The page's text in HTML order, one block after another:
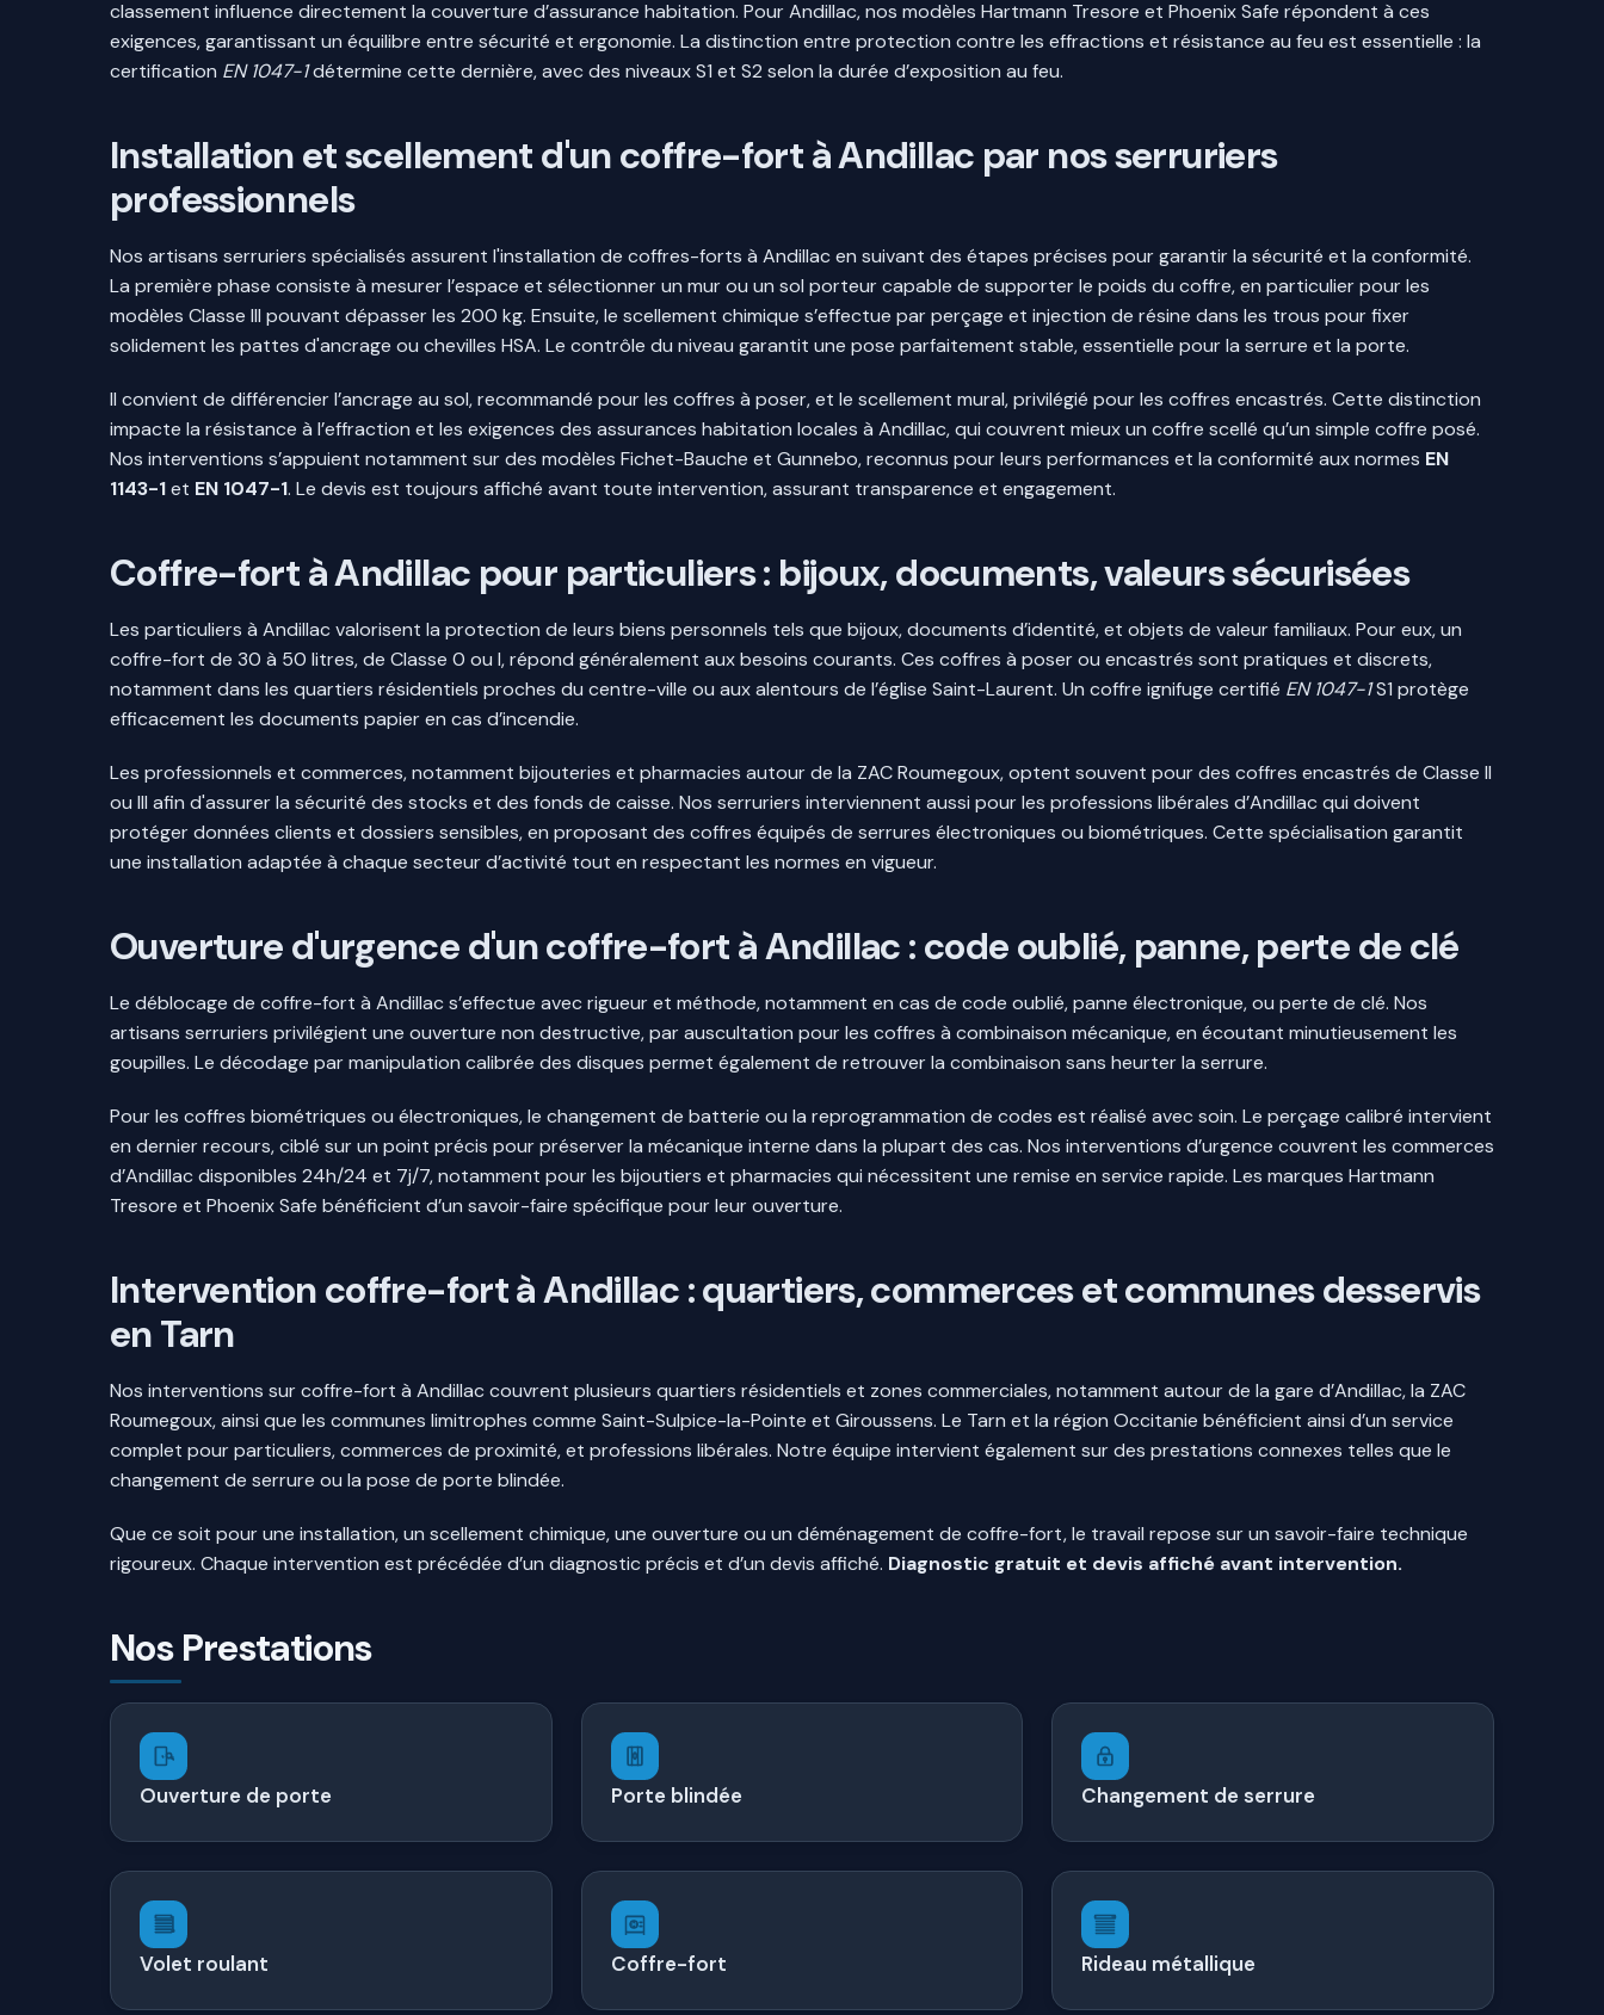
classement influence directement la couverture d’assurance habitation. Pour Andillac, nos modèles Hartmann Tresore et Phoenix Safe répondent à ces
exigences, garantissant un équilibre entre sécurité et ergonomie. La distinction entre protection contre les effractions et résistance au feu est essentielle : la
certification EN 1047-1détermine cette dernière, avec des niveaux S1 et S2 selon la durée d’exposition au feu.
Installation et scellement d'un coffre-fort à Andillac par nos serruriers
professionnels
Nos artisans serruriers spécialisés assurent l'installation de coffres-forts à Andillac en suivant des étapes précises pour garantir la sécurité et la conformité.
La première phase consiste à mesurer l’espace et sélectionner un mur ou un sol porteur capable de supporter le poids du coffre, en particulier pour les
modèles Classe III pouvant dépasser les 200 kg. Ensuite, le scellement chimique s’effectue par perçage et injection de résine dans les trous pour fixer
solidement les pattes d'ancrage ou chevilles HSA. Le contrôle du niveau garantit une pose parfaitement stable, essentielle pour la serrure et la porte.
Il convient de différencier l’ancrage au sol, recommandé pour les coffres à poser, et le scellement mural, privilégié pour les coffres encastrés. Cette distinction
impacte la résistance à l’effraction et les exigences des assurances habitation locales à Andillac, qui couvrent mieux un coffre scellé qu’un simple coffre posé.
Nos interventions s’appuient notamment sur des modèles Fichet-Bauche et Gunnebo, reconnus pour leurs performances et la conformité aux normes EN
1143-1et EN 1047-1. Le devis est toujours affiché avant toute intervention, assurant transparence et engagement.
Coffre-fort à Andillac pour particuliers : bijoux, documents, valeurs sécurisées
Les particuliers à Andillac valorisent la protection de leurs biens personnels tels que bijoux, documents d’identité, et objets de valeur familiaux. Pour eux, un
coffre-fort de 30 à 50 litres, de Classe 0 ou I, répond généralement aux besoins courants. Ces coffres à poser ou encastrés sont pratiques et discrets,
notamment dans les quartiers résidentiels proches du centre-ville ou aux alentours de l’église Saint-Laurent. Un coffre ignifuge certifié EN 1047-1S1 protège
efficacement les documents papier en cas d’incendie.
Les professionnels et commerces, notamment bijouteries et pharmacies autour de la ZAC Roumegoux, optent souvent pour des coffres encastrés de Classe II
ou III afin d'assurer la sécurité des stocks et des fonds de caisse. Nos serruriers interviennent aussi pour les professions libérales d’Andillac qui doivent
protéger données clients et dossiers sensibles, en proposant des coffres équipés de serrures électroniques ou biométriques. Cette spécialisation garantit
une installation adaptée à chaque secteur d’activité tout en respectant les normes en vigueur.
Ouverture d'urgence d'un coffre-fort à Andillac : code oublié, panne, perte de clé
Le déblocage de coffre-fort à Andillac s’effectue avec rigueur et méthode, notamment en cas de code oublié, panne électronique, ou perte de clé. Nos
artisans serruriers privilégient une ouverture non destructive, par auscultation pour les coffres à combinaison mécanique, en écoutant minutieusement les
goupilles. Le décodage par manipulation calibrée des disques permet également de retrouver la combinaison sans heurter la serrure.
Pour les coffres biométriques ou électroniques, le changement de batterie ou la reprogrammation de codes est réalisé avec soin. Le perçage calibré intervient
en dernier recours, ciblé sur un point précis pour préserver la mécanique interne dans la plupart des cas. Nos interventions d’urgence couvrent les commerces
d’Andillac disponibles 24h/24 et 7j/7, notamment pour les bijoutiers et pharmacies qui nécessitent une remise en service rapide. Les marques Hartmann
Tresore et Phoenix Safe bénéficient d’un savoir-faire spécifique pour leur ouverture.
Intervention coffre-fort à Andillac : quartiers, commerces et communes desservis
en Tarn
Nos interventions sur coffre-fort à Andillac couvrent plusieurs quartiers résidentiels et zones commerciales, notamment autour de la gare d’Andillac, la ZAC
Roumegoux, ainsi que les communes limitrophes comme Saint-Sulpice-la-Pointe et Giroussens. Le Tarn et la région Occitanie bénéficient ainsi d’un service
complet pour particuliers, commerces de proximité, et professions libérales. Notre équipe intervient également sur des prestations connexes telles que le
changement de serrure ou la pose de porte blindée.
Que ce soit pour une installation, un scellement chimique, une ouverture ou un déménagement de coffre-fort, le travail repose sur un savoir-faire technique
rigoureux. Chaque intervention est précédée d’un diagnostic précis et d’un devis affiché. Diagnostic gratuit et devis affiché avant intervention.
Nos Prestations
Ouverture de porte Porte blindée Changement de serrure
Volet roulant Coffre-fort Rideau métallique